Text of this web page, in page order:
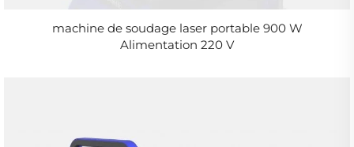
machine de soudage laser portable 900 W
Alimentation 220 V